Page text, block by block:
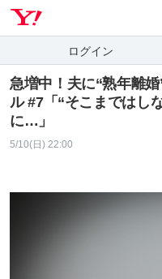
ログイン
急増中！夫に“熟年離
ル #7「“そこまではし
に…」
5/10(日) 22:00